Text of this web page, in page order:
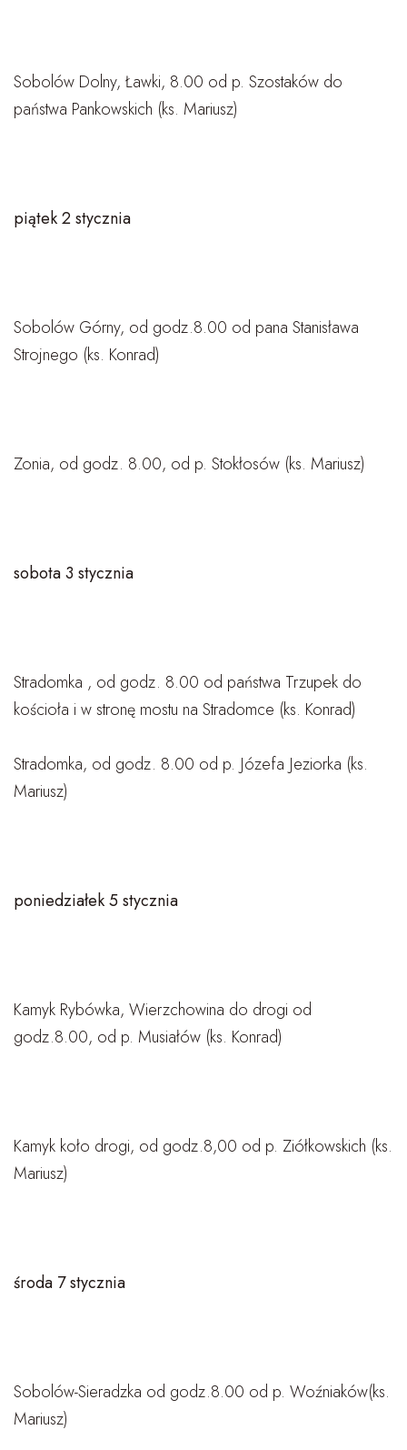
Sobolów Dolny, Ławki, 8.00 od p. Szostaków do
państwa Pankowskich (ks. Mariusz)
piątek 2 stycznia
Sobolów Górny, od godz.8.00 od pana Stanisława
Strojnego (ks. Konrad)
Zonia, od godz. 8.00, od p. Stokłosów (ks. Mariusz)
sobota 3 stycznia
Stradomka , od godz. 8.00 od państwa Trzupek do
kościoła i w stronę mostu na Stradomce (ks. Konrad)
Stradomka, od godz. 8.00 od p. Józefa Jeziorka (ks.
Mariusz)
poniedziałek 5 stycznia
Kamyk Rybówka, Wierzchowina do drogi od
godz.8.00, od p. Musiałów (ks. Konrad)
Kamyk koło drogi, od godz.8,00 od p. Ziółkowskich (ks.
Mariusz)
środa 7 stycznia
Sobolów-Sieradzka od godz.8.00 od p. Woźniaków(ks.
Mariusz)